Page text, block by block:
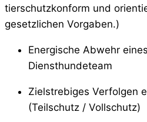
tierschutzkonform und
gesetzlichen Vorgaben.)
Energische Abwehr
Diensthundeteam
Zielstrebiges Verfolgen
(Teilschutz / Vollschutz)